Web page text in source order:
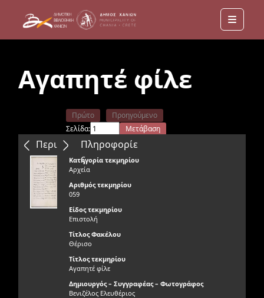
Menu
Αγαπητέ φίλε
Περιεχόμενα
Πρώτο
Προηγούμενο
Σελίδα:
Μετάβαση
Επόμενο
Τελευταίο
Πληροφορίε
ς
Κατηγορία τεκμηρίου
Αρχεία
Αριθμός τεκμηρίου
059
Είδος τεκμηρίου
Επιστολή
Τίτλος Φακέλου
Θέρισο
Τίτλος τεκμηρίου
Αγαπητέ φίλε
Δημιουργός – Συγγραφέας – Φωτογράφος
Βενιζέλος Ελευθέριος